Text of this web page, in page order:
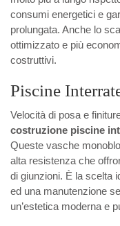
consumi energetici e
prolungata. Anche lo
ottimizzato e più
costruttivi.
Piscine
Velocità di posa e
costruzione piscine
Queste vasche
alta resistenza che
di giunzioni. È la scelta
ed una manutenzione
un’estetica moderna e